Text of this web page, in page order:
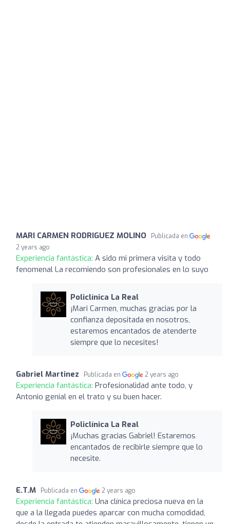
MARI CARMEN RODRIGUEZ MOLINO
Publicada en
2 years ago
Experiencia fantástica: A sido mi primera visita y todo
fenomenal La recomiendo son profesionales en lo suyo
Policlínica La Real
¡Mari Carmen, muchas gracias por la
confianza depositada en nosotros,
estaremos encantados de atenderte
siempre que lo necesites!
Gabriel Martinez Publicada en 2 years ago
Experiencia fantástica: Profesionalidad ante todo, y
Antonio genial en el trato y su buen hacer.
Policlínica La Real
¡Muchas gracias Gabriel! Estaremos
encantados de recibirle siempre que lo
necesite.
E.T.M Publicada en 2 years ago
Experiencia fantástica: Una clínica preciosa nueva en la
que a la llegada puedes aparcar con mucha comodidad,